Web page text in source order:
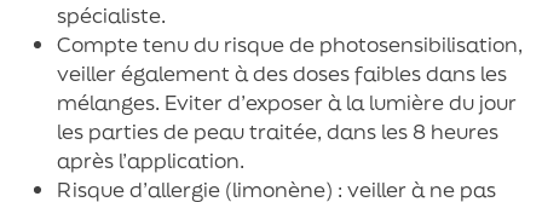
spécialiste.
Compte tenu du risque de photosensibilisation,
veiller également à des doses faibles dans les
mélanges. Eviter d’exposer à la lumière du jour
les parties de peau traitée, dans les 8 heures
après l’application.
Risque d’allergie (limonène) : veiller à ne pas